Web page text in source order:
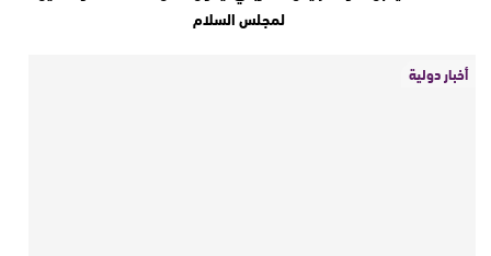
لمجلس السلام
أخبار دولية